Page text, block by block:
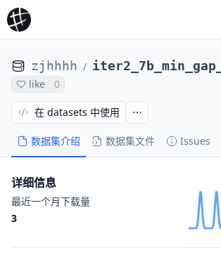
zjhhhh /
like 0
数据集介绍 数据集文件 Issues
在 datasets 中使用
详细信息
最近一个月下载量
3